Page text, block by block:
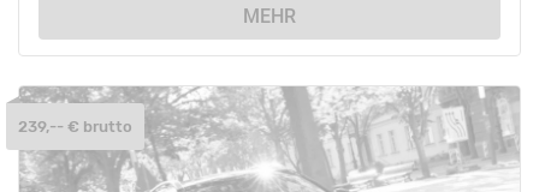
MEHR
239,-- € brutto